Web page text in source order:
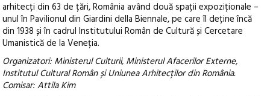
arhitecți din 63 de țări, România având două spații expoziționale –
unul în Pavilionul din Giardini della Biennale, pe care îl deține încă
din 1938 și în cadrul Institutului Român de Cultură și Cercetare
Umanistică de la Veneția.
Organizatori: Ministerul Culturii, Ministerul Afacerilor Externe,
Institutul Cultural Român și Uniunea Arhitecților din România.
Comisar: Attila Kim